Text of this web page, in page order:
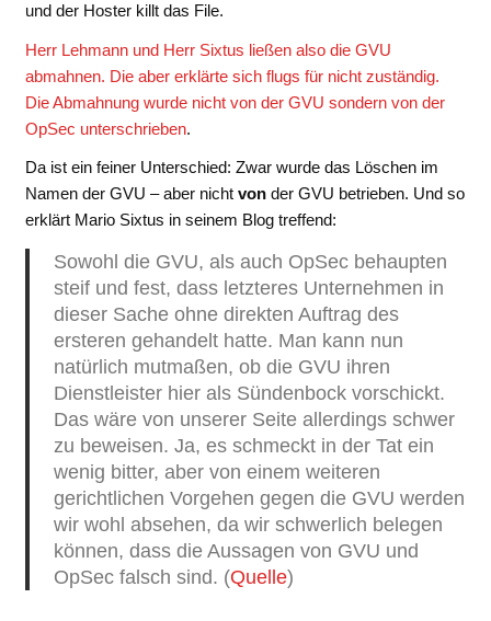
und der Hoster killt das File.
Herr Lehmann und Herr Sixtus ließen also die GVU
abmahnen. Die aber erklärte sich flugs für nicht zuständig.
Die Abmahnung wurde nicht von der GVU sondern von der
OpSec unterschrieben.
Da ist ein feiner Unterschied: Zwar wurde das Löschen im
Namen der GVU – aber nicht vonder GVU betrieben. Und so
erklärt Mario Sixtus in seinem Blog treffend:
Sowohl die GVU, als auch OpSec behaupten
steif und fest, dass letzteres Unternehmen in
dieser Sache ohne direkten Auftrag des
ersteren gehandelt hatte. Man kann nun
natürlich mutmaßen, ob die GVU ihren
Dienstleister hier als Sündenbock vorschickt.
Das wäre von unserer Seite allerdings schwer
zu beweisen. Ja, es schmeckt in der Tat ein
wenig bitter, aber von einem weiteren
gerichtlichen Vorgehen gegen die GVU werden
wir wohl absehen, da wir schwerlich belegen
können, dass die Aussagen von GVU und
OpSec falsch sind. (Quelle)